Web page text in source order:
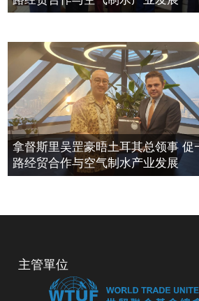
拿督斯里吴罡豪晤土耳其总领事 促
路经贸合作与空气制水产业发展
主管單位